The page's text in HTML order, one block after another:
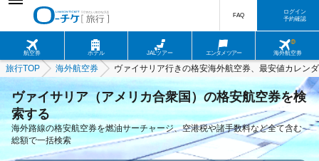
航空券 ホテル JALツアー エンタメツアー 海外航空券
FAQ
ログイン
予約確認
旅行TOP 海外航空券 ヴァイサリア行きの格安海外航空券、最安値カレン
ヴァイサリア（アメリカ合衆国）の格安航空券を検
索する
海外路線の格安航空券を燃油サーチャージ、空港税や諸手数料など全て含む
総額で一括検索